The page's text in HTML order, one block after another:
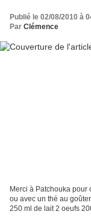
Publié le 02/08/2010 à
Par Clémence
Merci à Patchouka pour
ou avec un thé au
250 ml de lait 2 oeufs